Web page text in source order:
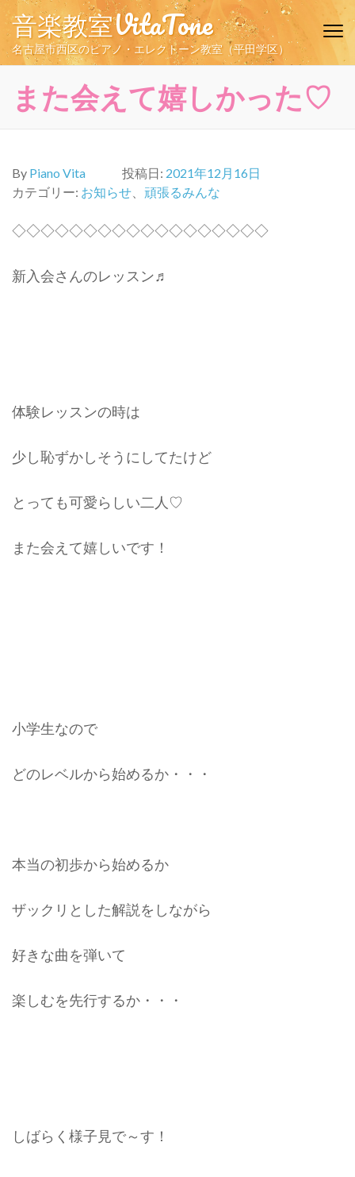
ン
テ
ン
プ
(Enter
押
音楽教室VitaTone
名古屋市西区のピアノ・エレクトーン教室（平田学区）
また会えて嬉しかった♡
By Piano Vita 投稿日: 2021年12月16日
カテゴリー: お知らせ 頑張るみんな
◇◇◇◇◇◇◇◇◇◇◇◇◇◇◇◇◇◇
新入会さんのレッスン♬
体験レッスンの時は
少し恥ずかしそうにしてたけど
とっても可愛らしい二人♡
また会えて嬉しいです！
小学生なので
どのレベルから始めるか・・・
本当の初歩から始めるか
ザックリとした解説をしながら
好きな曲を弾いて
楽しむを先行するか・・・
しばらく様子見で～す！